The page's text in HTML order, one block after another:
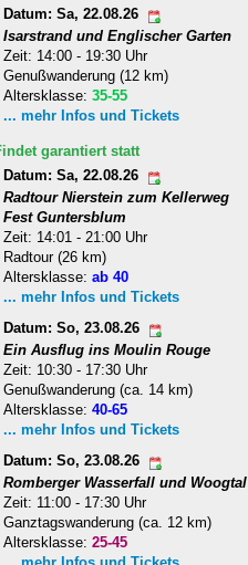
Datum: Sa, 22.08.26
Isarstrand und Englischer Garten
Zeit: 14:00 - 19:30 Uhr
Genußwanderung (12 km)
Altersklasse:35-55
... mehr Infos und Tickets
garantiert statt
Datum: Sa, 22.08.26
Radtour Nierstein zum Kellerweg
Fest Guntersblum
Zeit: 14:01 - 21:00 Uhr
Radtour (26 km)
Altersklasse:ab 40
... mehr Infos und Tickets
Datum: So, 23.08.26
Ein Ausflug ins Moulin Rouge
Zeit: 10:30 - 17:30 Uhr
Genußwanderung (ca. 14 km)
Altersklasse:40-65
... mehr Infos und Tickets
Datum: So, 23.08.26
Romberger Wasserfall und Woogtal
Zeit: 11:00 - 17:30 Uhr
Ganztagswanderung (ca. 12 km)
Altersklasse:25-45